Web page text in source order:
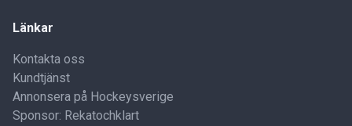
Länkar
Kontakta oss
Kundtjänst
Annonsera på Hockeysverige
Sponsor: Rekatochklart